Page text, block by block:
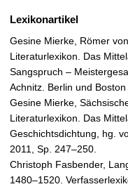
Lexikonartikel
Gesine Mierke, Römer
Literaturlexikon. Das
Sangspruch –
Achnitz. Berlin und
Gesine Mierke,
Literaturlexikon. Das
Geschichtsdichtung, hg.
2011, Sp. 247–250.
Christoph Fasbender,
1480–1520.